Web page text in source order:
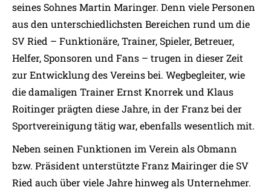
seines Sohnes Martin Maringer. Denn viele Personen
aus den unterschiedlichsten Bereichen rund um die
SV Ried – Funktionäre, Trainer, Spieler, Betreuer,
Helfer, Sponsoren und Fans – trugen in dieser Zeit
zur Entwicklung des Vereins bei. Wegbegleiter, wie
die damaligen Trainer Ernst Knorrek und Klaus
Roitinger prägten diese Jahre, in der Franz bei der
Sportvereinigung tätig war, ebenfalls wesentlich mit.
Neben seinen Funktionen im Verein als Obmann
bzw. Präsident unterstützte Franz Mairinger die SV
Ried auch über viele Jahre hinweg als Unternehmer.